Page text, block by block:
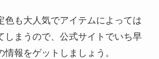
色も大人気でアイテムによっては
しまうので、公式サイトでいち早
情報をゲットしましょう。